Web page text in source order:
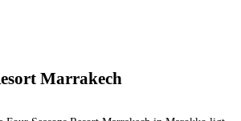
Marrakech